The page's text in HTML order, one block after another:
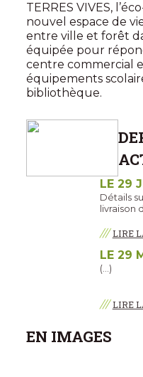
TERRES VIVES,
nouvel espace de
entre ville et forêt
équipée pour
centre commercial
équipements
bibliothèque.
LE 29
Détails
livraison
/// LIRE
LE 29
(…)
/// LIRE
EN IMAGES